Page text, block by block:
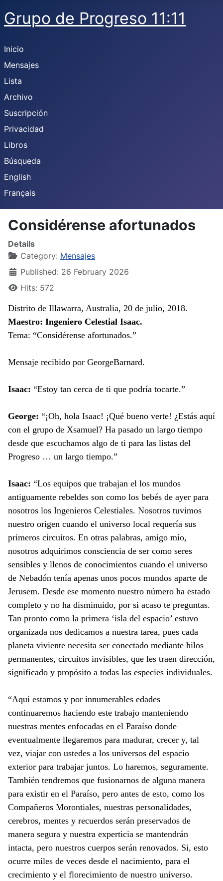
Grupo de Progreso 11:11
Inicio
Mensajes
Lista
Archivo
Suscripción
Privacidad
Libros
Búsqueda
English
Français
Considérense afortunados
Details
Category: Mensajes
Published: 26 February 2026
Hits: 572
Distrito de Illawarra, Australia, 20 de julio, 2018.
Maestro: Ingeniero Celestial Isaac.
Tema: “Considérense afortunados.”
Mensaje recibido por GeorgeBarnard.
Isaac: “Estoy tan cerca de ti que podría tocarte.”
George: “¡Oh, hola Isaac! ¡Qué bueno verte! ¿Estás aquí
con el grupo de Xsamuel? Ha pasado un largo tiempo
desde que escuchamos algo de ti para las listas del
Progreso … un largo tiempo.”
Isaac: “Los equipos que trabajan el los mundos
antiguamente rebeldes son como los bebés de ayer para
nosotros los Ingenieros Celestiales. Nosotros tuvimos
nuestro origen cuando el universo local requería sus
primeros circuitos. En otras palabras, amigo mío,
nosotros adquirimos consciencia de ser como seres
sensibles y llenos de conocimientos cuando el universo
de Nebadón tenía apenas unos pocos mundos aparte de
Jerusem. Desde ese momento nuestro número ha estado
completo y no ha disminuido, por si acaso te preguntas.
Tan pronto como la primera ‘isla del espacio’ estuvo
organizada nos dedicamos a nuestra tarea, pues cada
planeta viviente necesita ser conectado mediante hilos
permanentes, circuitos invisibles, que les traen dirección,
significado y propósito a todas las especies individuales.
“Aquí estamos y por innumerables edades
continuaremos haciendo este trabajo manteniendo
nuestras mentes enfocadas en el Paraíso donde
eventualmente llegaremos para madurar, crecer y, tal
vez, viajar con ustedes a los universos del espacio
exterior para trabajar juntos. Lo haremos, seguramente.
También tendremos que fusionarnos de alguna manera
para existir en el Paraíso, pero antes de esto, como los
Compañeros Morontiales, nuestras personalidades,
cerebros, mentes y recuerdos serán preservados de
manera segura y nuestra experticia se mantendrán
intacta, pero nuestros cuerpos serán renovados. Si, esto
ocurre miles de veces desde el nacimiento, para el
crecimiento y el florecimiento de nuestro universo.